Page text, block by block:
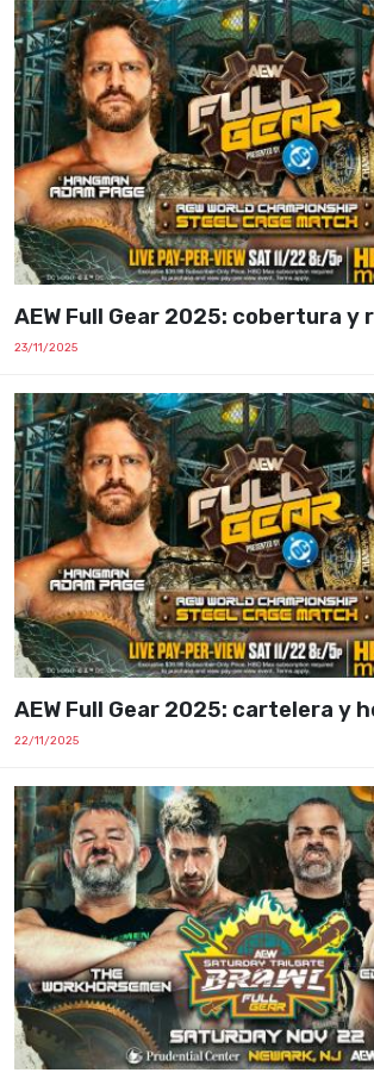
AEW Full Gear 2025: cobertura y
23/11/2025
AEW Full Gear 2025: cartelera y
22/11/2025